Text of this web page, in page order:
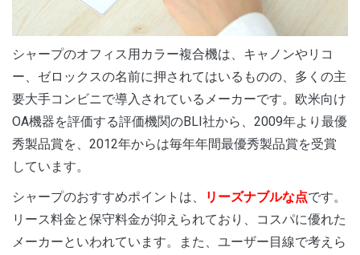
シャープのオフィス用カラー複合機は、キャノンやリコ
ー、ゼロックスの名前に押されてはいるものの、多くの主
要大手コンビニで導入されているメーカーです。欧米向け
OA機器を評価する評価機関のBLI社から、2009年より最優
秀製品賞を、2012年からは毎年年間最優秀製品賞を受賞
しています。
シャープのおすすめポイントは、
リーズナブルな点です。
リース料金と保守料金が抑えられており、コスパに優れた
メーカーといわれています。また、ユーザー目線で考えら